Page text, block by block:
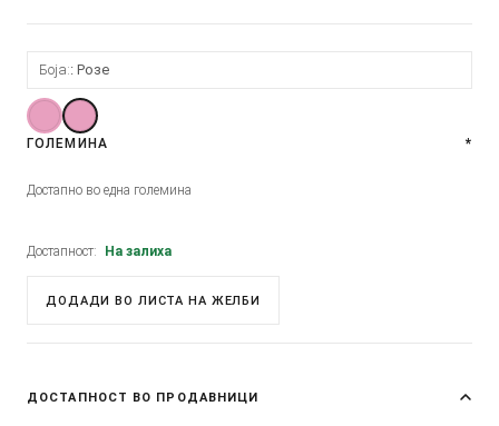
Боја: Розе
ГОЛЕМИНА *
Достапно во една големина
Достапност: На залиха
ДОДАДИ ВО ЛИСТА НА ЖЕЛБИ
ДОСТАПНОСТ ВО ПРОДАВНИЦИ